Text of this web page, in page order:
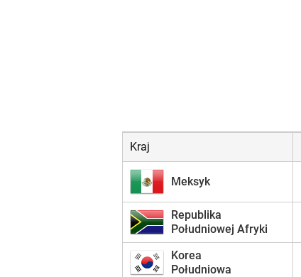
Kraj
Meksyk
Republika
Południowej Afryki
Korea
Południowa